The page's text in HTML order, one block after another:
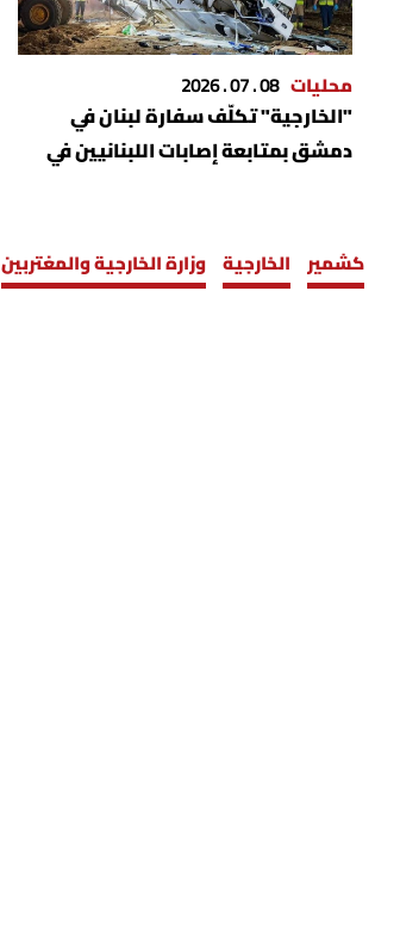
محليات 08 . 07 . 2026
"الخارجية" تكلّف سفارة لبنان في
دمشق بمتابعة إصابات اللبنانيين في
كشمير الخارجية وزارة الخارجية والمغتربين